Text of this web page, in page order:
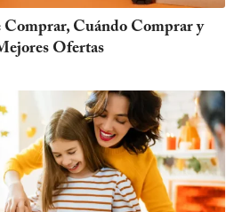
Comprar, Cuándo Comprar y
Ofertas